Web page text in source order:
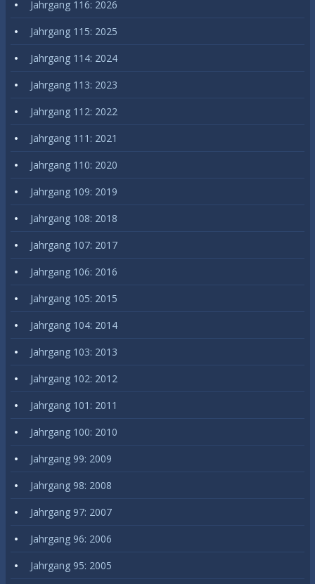
Jahrgang 116: 2026
Jahrgang 115: 2025
Jahrgang 114: 2024
Jahrgang 113: 2023
Jahrgang 112: 2022
Jahrgang 111: 2021
Jahrgang 110: 2020
Jahrgang 109: 2019
Jahrgang 108: 2018
Jahrgang 107: 2017
Jahrgang 106: 2016
Jahrgang 105: 2015
Jahrgang 104: 2014
Jahrgang 103: 2013
Jahrgang 102: 2012
Jahrgang 101: 2011
Jahrgang 100: 2010
Jahrgang 99: 2009
Jahrgang 98: 2008
Jahrgang 97: 2007
Jahrgang 96: 2006
Jahrgang 95: 2005